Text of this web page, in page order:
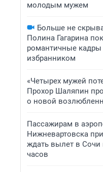
молодым мужем
Больше не
Полина Гагарина
романтичные
избранником
«Четырех мужей
Прохор Шаляпин
о новой
Пассажирам в
Нижневартовска
ждать вылет в Сочи
часов